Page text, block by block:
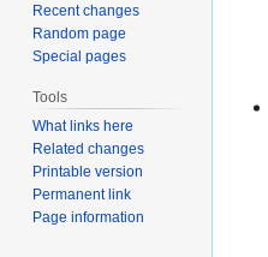
Recent changes
Random page
Special pages
Tools
What links here
Related changes
Printable version
Permanent link
Page information